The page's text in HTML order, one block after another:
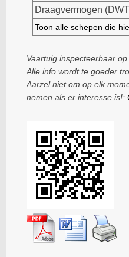
Draagvermogen
Toon alle schepen die
Vaartuig inspecteerbaar op
Alle info wordt te goeder
Aarzel niet om op elk
nemen als er interesse is!: